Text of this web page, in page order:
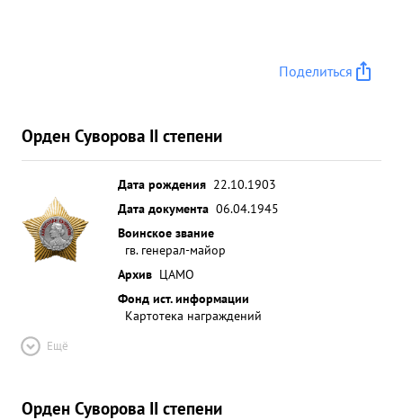
Поделиться
Орден Суворова II степени
Дата рождения 22.10.1903
Дата документа 06.04.1945
Воинское звание
гв. генерал-майор
Архив ЦАМО
Фонд ист. информации
Картотека награждений
Ещё
Орден Суворова II степени